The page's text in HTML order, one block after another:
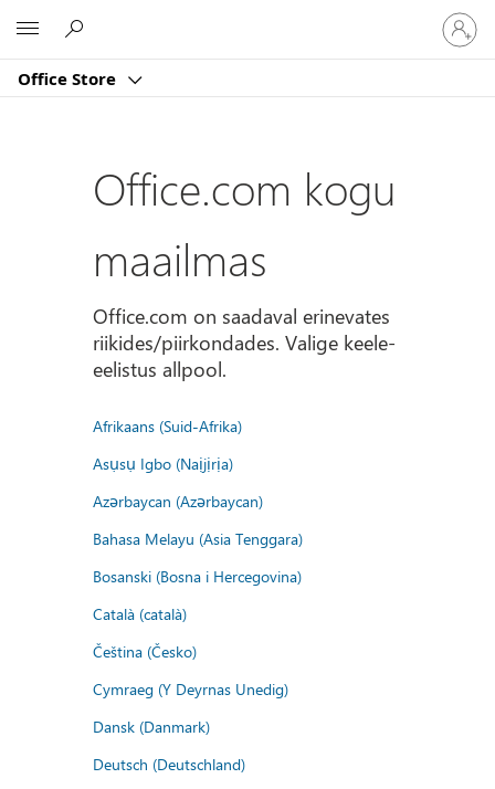
Office Store
Logige
sisse
oma
Office.com kogu
maailmas
Office.com on saadaval erinevates
riikides/piirkondades. Valige keele-
eelistus allpool.
Afrikaans (Suid-Afrika)
Asụsụ Igbo (Naịjịrịa)
Azərbaycan (Azərbaycan)
Bahasa Melayu (Asia Tenggara)
Bosanski (Bosna i Hercegovina)
Català (català)
Čeština (Česko)
Cymraeg (Y Deyrnas Unedig)
Dansk (Danmark)
Deutsch (Deutschland)